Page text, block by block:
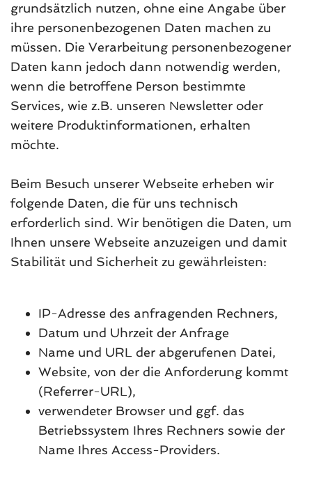
grundsätzlich nutzen, ohne eine Angabe über
ihre personenbezogenen Daten machen zu
müssen. Die Verarbeitung personenbezogener
Daten kann jedoch dann notwendig werden,
wenn die betroffene Person bestimmte
Services, wie z.B. unseren Newsletter oder
weitere Produktinformationen, erhalten
möchte.
Beim Besuch unserer Webseite erheben wir
folgende Daten, die für uns technisch
erforderlich sind. Wir benötigen die Daten, um
Ihnen unsere Webseite anzuzeigen und damit
Stabilität und Sicherheit zu gewährleisten:
IP-Adresse des anfragenden Rechners,
Datum und Uhrzeit der Anfrage
Name und URL der abgerufenen Datei,
Website, von der die Anforderung kommt
(Referrer-URL),
verwendeter Browser und ggf. das
Betriebssystem Ihres Rechners sowie der
Name Ihres Access-Providers.